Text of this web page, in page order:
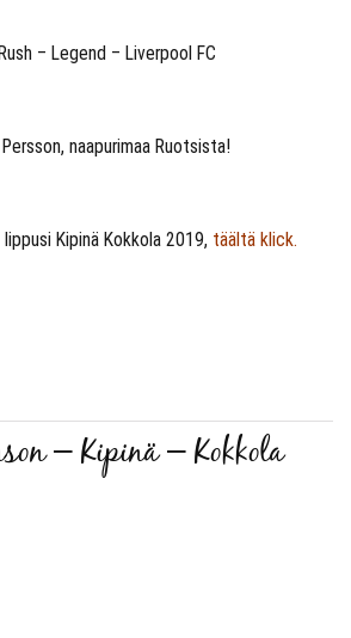
– Legend – Liverpool FC
naapurimaa Ruotsista!
Kipinä Kokkola 2019, täältä klick.
– Kipinä – Kokkola